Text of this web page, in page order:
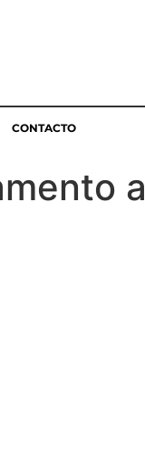
CONTACTO